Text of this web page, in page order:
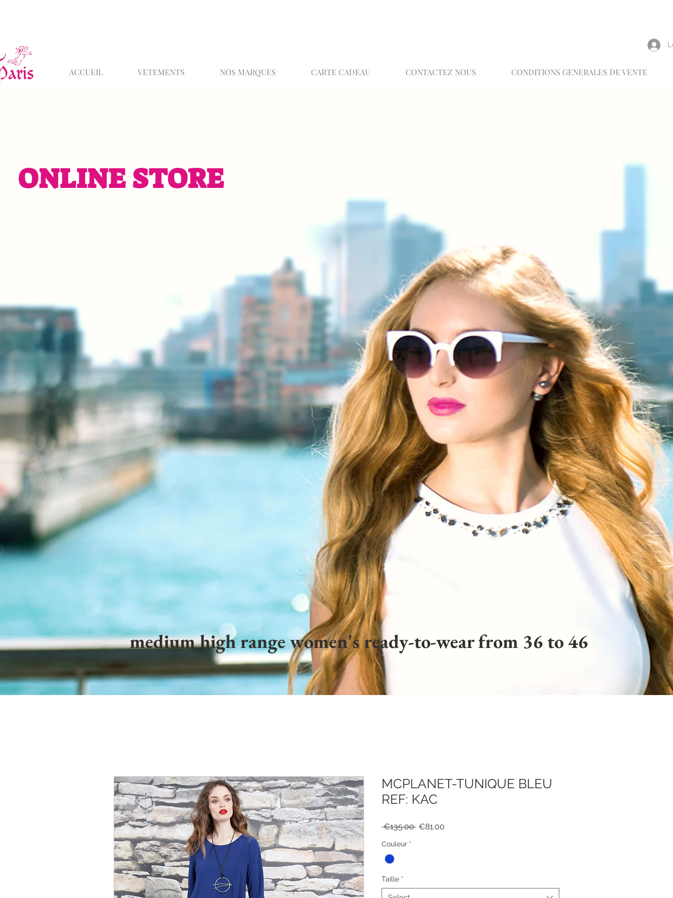
ACCUEIL VETEMENTS NOS MARQUES CARTE CADEAU CONTACTEZ NOUS CONDITIONS GENERALES DE VENTE
ONLINE STORE
medium high range women's ready-to-wear from 36 to 46
MCPLANET-TUNIQUE BLEU
REF: KAC
€135.00 Regular
€81.00
Couleur *
Taille *